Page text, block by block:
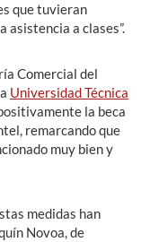
que tuvieran
asistencia a clases”.
Comercial del
Universidad Técnica
la beca
remarcando que
muy bien y
medidas han
Novoa, de